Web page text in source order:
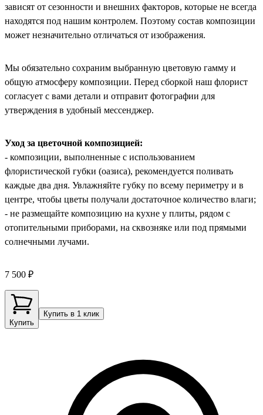
зависят от сезонности и внешних факторов, которые не всегда
находятся под нашим контролем. Поэтому состав композиции
может незначительно отличаться от изображения.
Мы обязательно сохраним выбранную цветовую гамму и
общую атмосферу композиции. Перед сборкой наш флорист
согласует с вами детали и отправит фотографии для
утверждения в удобный мессенджер.
Уход за цветочной композицией:
- композиции, выполненные с использованием
флористической губки (оазиса), рекомендуется поливать
каждые два дня. Увлажняйте губку по всему периметру и в
центре, чтобы цветы получали достаточное количество влаги;
- не размещайте композицию на кухне у плиты, рядом с
отопительными приборами, на сквозняке или под прямыми
солнечными лучами.
7 500 ₽
Купить
Купить в 1 клик